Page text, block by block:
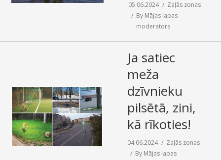
05.06.2024
Zaļās zonas
By Mājas lapas
moderators
Ja satiec
meža
dzīvnieku
pilsētā, zini,
kā rīkoties!
04.06.2024
Zaļās zonas
By Mājas lapas